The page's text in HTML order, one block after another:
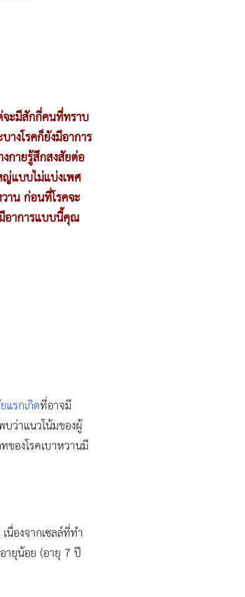
จะมีสักกี่คนที่ทราบ
างโรคก็ยังมีอาการ
กายรู้สึกสงสัยต่อ
ญ่แบบไม่แบ่งเพศ
าน ก่อนที่โรคจะ
อาการแบบนี้คุณ
แรกเกิดที่อาจมี
ว่าแนวโน้มของผู้
ของโรคเบาหวานมี
องจากเซลล์ที่ทำ
ายุน้อย (อายุ 7 ปี